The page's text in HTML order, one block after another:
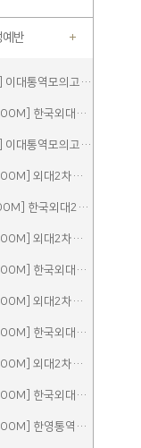
예반
[원격(Zoom)] 이대통역모의고사A
[현장강의 + ZOOM] 한국외대2차실전통역모의고사A
[원격(Zoom)] 이대통역모의고사B
[현장강의 + ZOOM] 외대2차모의고사A
[현장강의+ZOOM] 한국외대2차실전통역모의고사B
[현장강의 + ZOOM] 외대2차모의고사B
[현장강의 + ZOOM] 한국외대2차실전통역모의고사C
[현장강의 + ZOOM] 외대2차모의고사C
[현장강의 + ZOOM] 한국외대2차실전통역모의고사A_참관
[현장강의 + ZOOM] 외대2차모의고사D
[현장강의 + ZOOM] 한국외대2차실전통역모의고사B_참관
[현장강의 + ZOOM] 한영통역집중